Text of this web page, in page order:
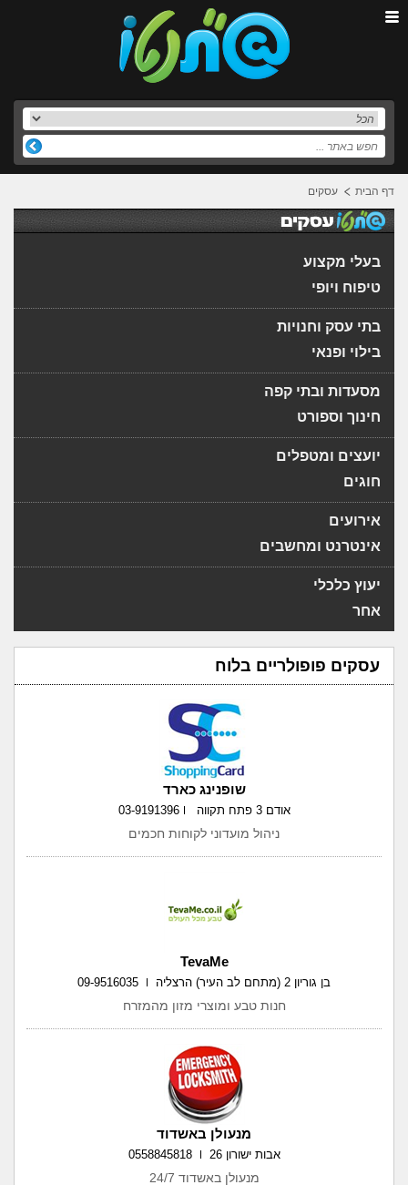
דף הבית עסקים
בעלי מקצוע
טיפוח ויופי
בתי עסק וחנויות
בילוי ופנאי
מסעדות ובתי קפה
חינוך וספורט
יועצים ומטפלים
חוגים
אירועים
אינטרנט ומחשבים
יעוץ כלכלי
אחר
עסקים פופולריים בלוח
שופנינג כארד
אודם 3 פתח תקווה 03-9191396
ניהול מועדוני לקוחות חכמים
TevaMe
בן גוריון 2 (מתחם לב העיר) הרצליה 09-9516035
חנות טבע ומוצרי מזון מהמזרח
מנעולן באשדוד
אבות ישורון 26 0558845818
מנעולן באשדוד 24/7